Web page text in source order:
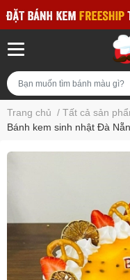
Trang chủ / Tất cả sản
Bánh kem sinh nhật Đà